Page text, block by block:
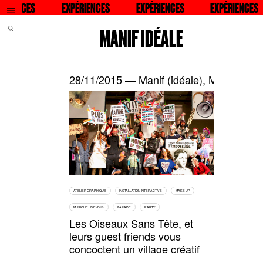
EXPÉRIENCES EXPÉRIENCES EXPÉRIENCES
RECHERCHER RECHERCHER RECHERCHER
MANIF IDÉALE
28/11/2015 — Manif (idéale), Maison
ATELIER GRAPHIQUE INSTALLATION INTERACTIVE MAKE UP
MUSIQUE LIVE / DJS PARADE PARTY
LesOiseaux Sans Tête, et
leurs guest friends vous
concoctent un village créatif